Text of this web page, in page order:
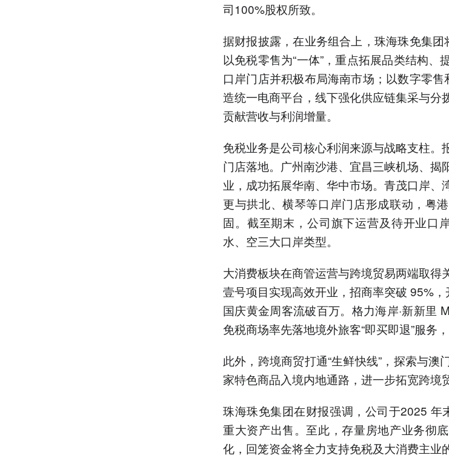
司100%股权所致。
据财报披露，在业务组合上，珠海珠免集团
以免税零售为“一体”，重点拓展品类结构、
口岸门店并积极布局海南市场；以数字零售
造统一电商平台，线下强化供应链集采与分
贡献营收与利润增量。
免税业务是公司核心利润来源与战略支柱。
门店落地。广州南沙港、宜昌三峡机场、揭
业，成功拓展华南、华中市场。青茂口岸、
更与拱北、横琴等口岸门店形成联动，粤
固。截至期末，公司旗下运营及待开业口
水、空三大口岸类型。
大消费板块在商管运营与跨境贸易两端取得
壹号项目实现高效开业，招商率突破 95%，
国庆黄金周客流破百万。格力海岸·新新里
免税商场率先落地境外旅客“即买即退”服务
此外，跨境商贸打通“生鲜快线”，探索与澳
家特色商品入境内地通路，进一步拓宽跨境
珠海珠免集团在财报强调，公司于2025 年
重大资产出售。至此，存量房地产业务彻
化，回笼资金将全力支持免税及大消费主业